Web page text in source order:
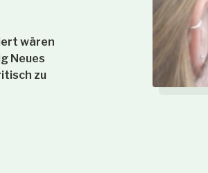
wären
Neues
zu